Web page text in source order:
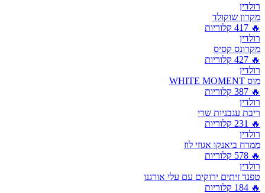
רולדין
מקרון שוקולד
🔥
417 קלוריות
רולדין
מקרונס קסיס
🔥
427 קלוריות
רולדין
מוס WHITE MOMENT
🔥
387 קלוריות
רולדין
ריבת עגבניות שרי
🔥
231 קלוריות
רולדין
ממרח ביאנקו אגוזי לוז
🔥
578 קלוריות
רולדין
טפנד זיתים ירוקים עם עלי אורגנו
🔥
184 קלוריות